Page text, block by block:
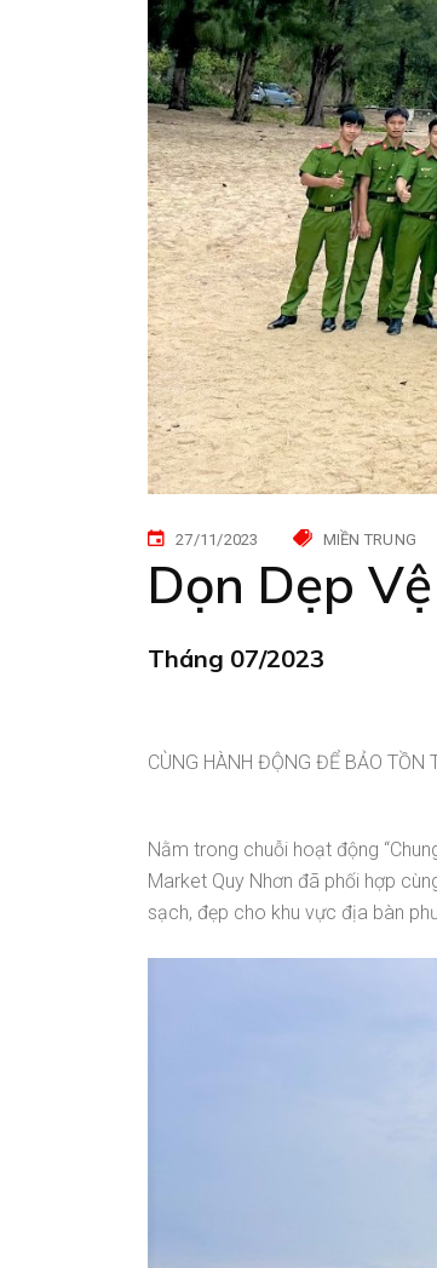
27/11/2023 MIỀN TRUNG
Dọn Dẹp
Tháng 07/2023
CÙNG HÀNH ĐỘNG ĐỂ BẢO TỒN
Nằm trong chuỗi hoạt động
Market Quy Nhơn đã phối hợp
sạch, đẹp cho khu vực địa bàn